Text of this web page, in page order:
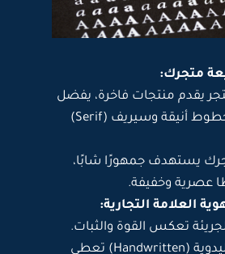
متجرك:
يقدم منتجات فاخرة، يفضل
استخدام خطوط أنيقة وسيريف (Serif)
يستهدف جمهورًا شابًا،
عصرية وخفيفة.
العلامة التجارية:
تعكس القوة والثبات.
الخطوط اليدوية (Handwritten) تعطي